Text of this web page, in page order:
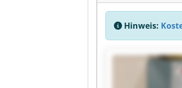
Hinweis: